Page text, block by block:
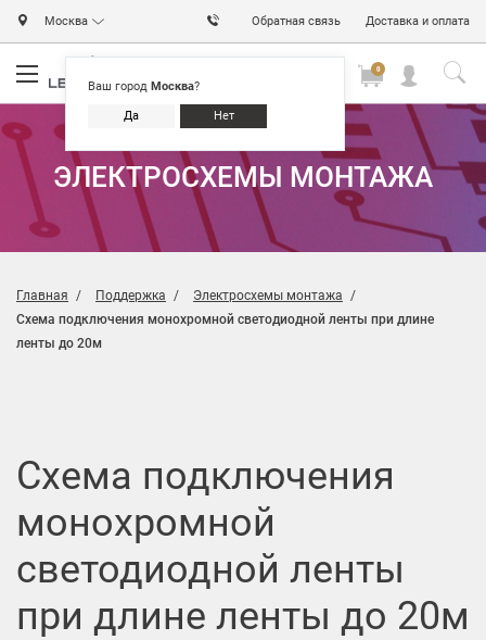
Москва
Ваш город Москва?
Да Нет
Обратная связь Доставка и оплата
0
ЭЛЕКТРОСХЕМЫ МОНТАЖА
СВЕТОДИОДНОЙ ЛЕНТЫ
Главная Поддержка
Электросхемы монтажа
Схема подключения монохромной светодиодной ленты при длине
ленты до 20м
Схема подключения
монохромной
светодиодной ленты
при длине ленты до 20м